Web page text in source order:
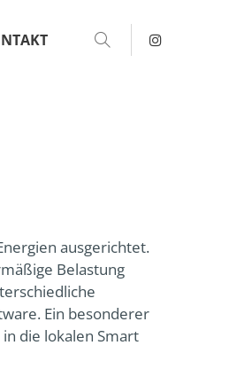
us
massa. Cum
penatibus et
ridiculus mus. Donec
ultricies nec.
ausgerichtet.
Belastung
Ein besonderer
die lokalen Smart